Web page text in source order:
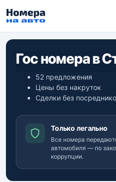
Гос номера в
52 предложения
Цены без накруток
Сделки без
Только легально
Все номера
автомобиля — по
коррупции.